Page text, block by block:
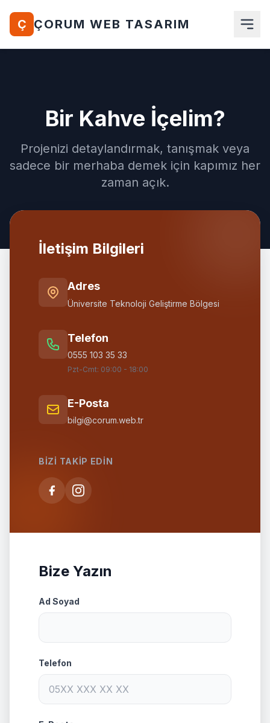
Ç ÇORUM WEB TASARIM
Hizmetlerimiz
Ürünler
Teklif Al
Bir Kahve İçelim?
Projenizi detaylandırmak, tanışmak veya
sadece bir merhaba demek için kapımız her
zaman açık.
İletişim Bilgileri
Adres
Üniversite Teknoloji Geliştirme Bölgesi
Telefon
0555 103 35 33
Pzt-Cmt: 09:00 - 18:00
E-Posta
bilgi@corum.web.tr
BIZI TAKIP EDIN
Bize Yazın
Ad Soyad
Telefon